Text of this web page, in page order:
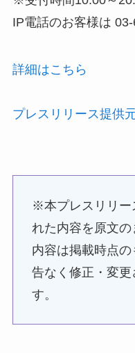
IP電話のお客様は
詳細はこちら
プレスリリース提供
※本プレスリリー
れた内容を原文の
内容は掲載時点
告なく修正・変更
す。